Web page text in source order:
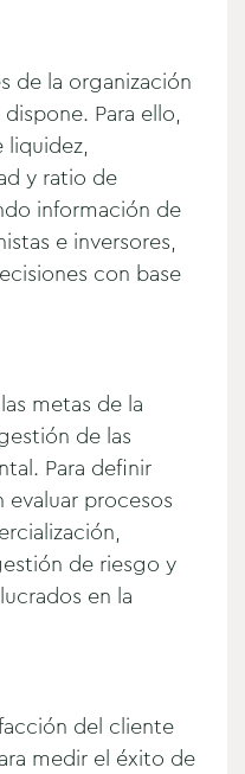
de la organización
Para ello,
liquidez,
y ratio de
información de
e inversores,
con base
metas de la
de las
Para definir
procesos
de riesgo y
en la
del cliente
medir el éxito de